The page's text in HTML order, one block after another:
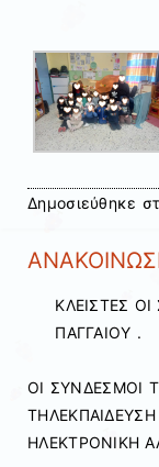
Δημοσιεύθηκε
ΚΛΕΙΣΤΕΣ
ΠΑΓΓΑΙΟΥ .
ΟΙ ΣΥΝΔΕΣΜΟΙ
ΗΛΕΚΤΡΟΝΙΚΗ